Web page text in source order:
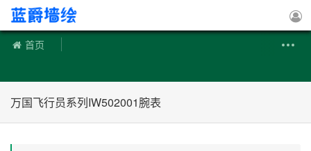
首页
万国飞行员系列IW502001腕表